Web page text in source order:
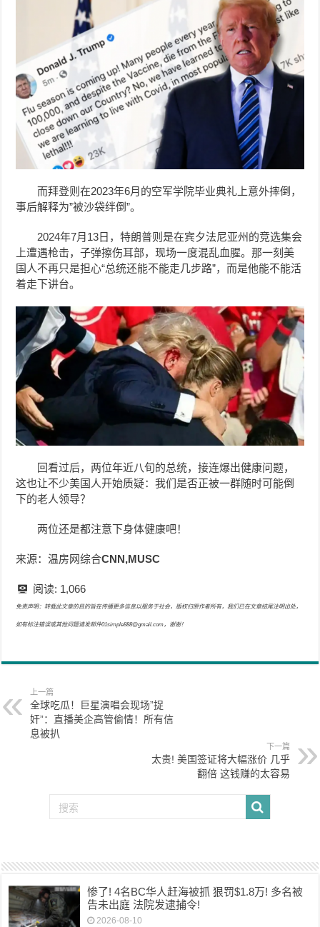
而拜登则在2023年6月的空军学院毕业典礼上意外摔倒，
事后解释为”被沙袋绊倒”。
2024年7月13日，特朗普则是在宾夕法尼亚州的竞选集会
上遭遇枪击，子弹擦伤耳部，现场一度混乱血腥。那一刻美
国人不再只是担心“总统还能不能走几步路”，而是他能不能活
着走下讲台。
回看过后，两位年近八旬的总统，接连爆出健康问题，
这也让不少美国人开始质疑：我们是否正被一群随时可能倒
下的老人领导？
两位还是都注意下身体健康吧！
来源：温房网综合CNN,MUSC
阅读: 1,066
免责声明：转载此文章的目的旨在传播更多信息以服务于社会，版权归原作者所有，我们已在文章结尾注明出处，
如有标注错误或其他问题请发邮件01simple888@gmail.com，谢谢！
上一篇
全球吃瓜！巨星演唱会现场”捉
奸”：直播美企高管偷情！所有信
息被扒
下一篇
太贵! 美国签证将大幅涨价 几乎
翻倍 这钱赚的太容易
惨了! 4名BC华人赶海被抓 狠罚$1.8万! 多名被
告未出庭 法院发逮捕令!
2026-08-10